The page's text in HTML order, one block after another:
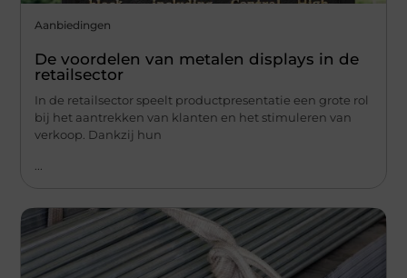
Aanbiedingen
De voordelen van metalen displays in de
retailsector
In de retailsector speelt productpresentatie een grote rol
bij het aantrekken van klanten en het stimuleren van
verkoop. Dankzij hun